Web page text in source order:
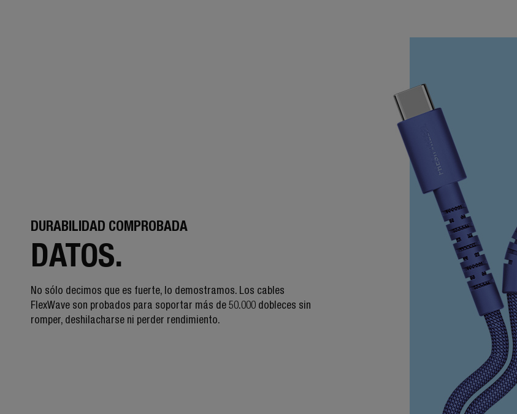
DURABILIDAD COMPROBADA
DATOS.
No sólo decimos que es fuerte, lo demostramos. Los cables
FlexWave son probados para soportar más de 50.000 dobleces sin
romper, deshilacharse ni perder rendimiento.